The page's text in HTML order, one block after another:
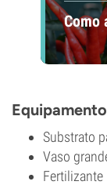
Como
Equipamento
Substrato
Vaso
Fertilizante